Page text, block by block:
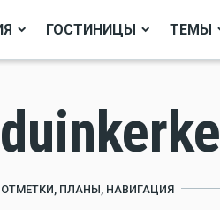
ГОСТИНИЦЫ ТЕМЫ
ОТМЕТКИ, ПЛАНЫ, НАВИГАЦИЯ